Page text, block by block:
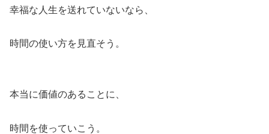
幸福な人生を送れていないなら、
時間の使い方を見直そう。
本当に価値のあることに、
時間を使っていこう。